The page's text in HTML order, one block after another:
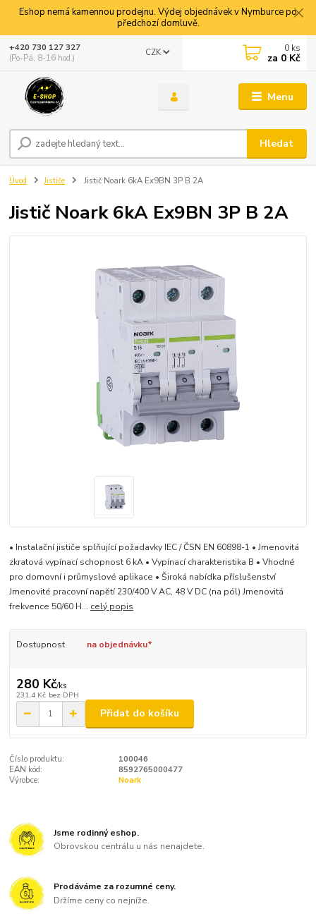
Eshop nemá kamennou prodejnu. Výdej objednávek v Nymburce po
předchozí domluvě.
Menu
CZK
Hledat
+420 730 127 327
(Po-Pá, 8-16 hod.)
0 ks
za 0 Kč
Úvod Jističe Jistič Noark 6kA Ex9BN 3P B 2A
Jistič Noark 6kA Ex9BN 3P B 2A
• Instalační jističe splňující požadavky IEC / ČSN EN 60898-1 • Jmenovitá
zkratová vypínací schopnost 6 kA • Vypínací charakteristika B • Vhodné
pro domovní i průmyslové aplikace • Široká nabídka příslušenství
Jmenovité pracovní napětí 230/400 V AC, 48 V DC (na pól) Jmenovitá
frekvence 50/60 H... celý popis
Dostupnost na objednávku*
280 Kč/ks
231,4 Kč bez DPH
Přidat do košíku
Číslo produktu:
100046
EAN kód:
8592765000477
Výrobce:
Noark
Jsme rodinný eshop.
Obrovskou centrálu u nás nenajdete.
Prodáváme za rozumné ceny.
Držíme ceny co nejníže.